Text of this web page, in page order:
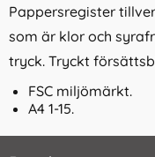
Pappersregister
som är klor och
tryck. Tryckt
FSC miljömärkt.
A4 1-15.